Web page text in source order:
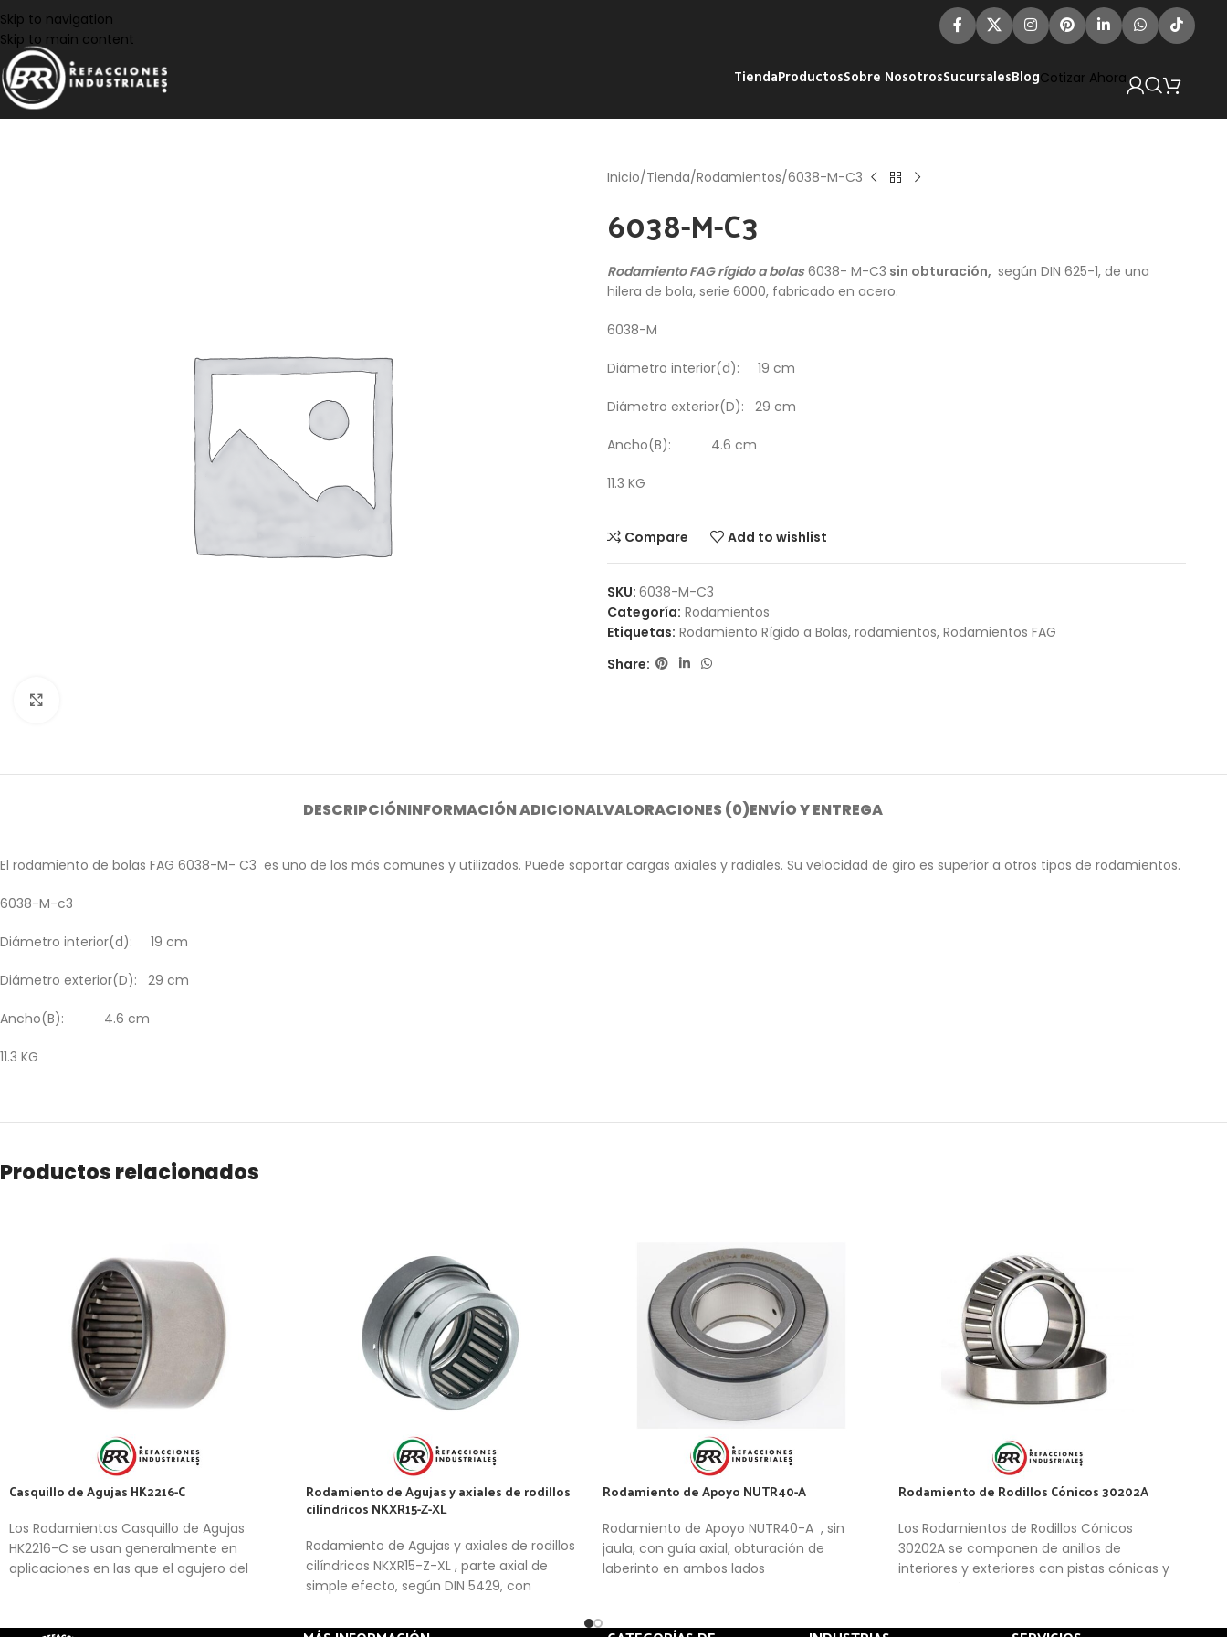
Skip to navigation
Skip to main content
TiendaProductosSobre NosotrosSucursalesBlogCotizar Ahora
Inicio Tienda Rodamientos 6038-M-C3
6038-M-C3
Rodamiento FAG rígido a bolas6038- M-C3 sin obturación, según DIN 625-1, de una
hilera de bola, serie 6000, fabricado en acero.
6038-M
Diámetro interior(d): 19 cm
Diámetro exterior(D): 29 cm
Ancho(B): 4.6 cm
11.3 KG
Compare Add to wishlist
SKU: 6038-M-C3
Categoría: Rodamientos
Etiquetas: Rodamiento Rígido a Bolas, rodamientos, Rodamientos FAG
Share:
DESCRIPCIÓNINFORMACIÓN ADICIONALVALORACIONES (0)ENVÍO Y ENTREGA
El rodamiento de bolas FAG 6038-M- C3 es uno de los más comunes y utilizados. Puede soportar cargas axiales y radiales. Su velocidad de giro es superior a otros tipos de rodamientos.
6038-M-c3
Diámetro interior(d): 19 cm
Diámetro exterior(D): 29 cm
Ancho(B): 4.6 cm
11.3 KG
Productos relacionados
Casquillo de Agujas HK2216-C
Los Rodamientos Casquillo de Agujas
HK2216-C se usan generalmente en
aplicaciones en las que el agujero del
se requiere una disposición de
Rodamiento de Agujas y axiales de rodillos
cilíndricos NKXR15-Z-XL
Rodamiento de Agujas y axiales de rodillos
cilíndricos NKXR15-Z-XL , parte axial de
simple efecto, según DIN 5429, con
grasa
Rodamiento de Apoyo NUTR40-A
Rodamiento de Apoyo NUTR40-A , sin
jaula, con guía axial, obturación de
laberinto en ambos lados
Rodamiento de Rodillos Cónicos 30202A
Los Rodamientos de Rodillos Cónicos
30202A se componen de anillos de
interiores y exteriores con pistas cónicas y
retención automática. Como resultado, el